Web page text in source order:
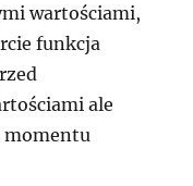
wartościami,
funkcja
ale
momentu